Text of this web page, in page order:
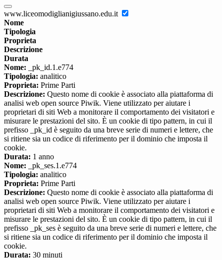
www.liceomodiglianigiussano.edu.it
Nome
Tipologia
Proprieta
Descrizione
Durata
Nome: _pk_id.1.e774
Tipologia: analitico
Proprieta: Prime Parti
Descrizione: Questo nome di cookie è associato alla piattaforma di
analisi web open source Piwik. Viene utilizzato per aiutare i
proprietari di siti Web a monitorare il comportamento dei visitatori e
misurare le prestazioni del sito. È un cookie di tipo pattern, in cui il
prefisso _pk_id è seguito da una breve serie di numeri e lettere, che
si ritiene sia un codice di riferimento per il dominio che imposta il
cookie.
Durata: 1 anno
Nome: _pk_ses.1.e774
Tipologia: analitico
Proprieta: Prime Parti
Descrizione: Questo nome di cookie è associato alla piattaforma di
analisi web open source Piwik. Viene utilizzato per aiutare i
proprietari di siti Web a monitorare il comportamento dei visitatori e
misurare le prestazioni del sito. È un cookie di tipo pattern, in cui il
prefisso _pk_ses è seguito da una breve serie di numeri e lettere, che
si ritiene sia un codice di riferimento per il dominio che imposta il
cookie.
Durata: 30 minuti